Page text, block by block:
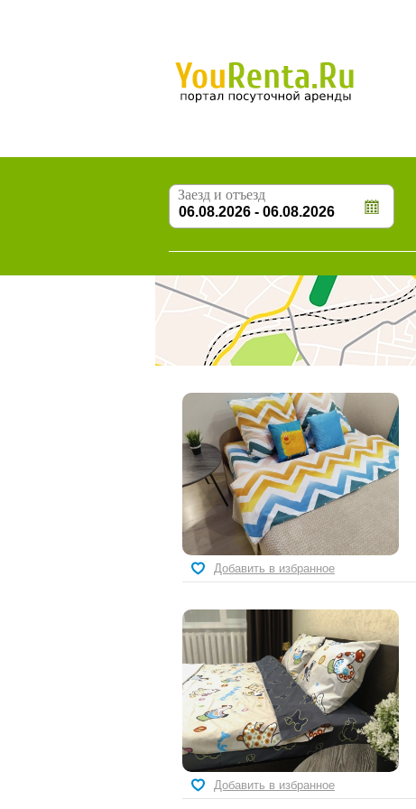
Заезд и отъезд
Добавить в избранное
Добавить в избранное